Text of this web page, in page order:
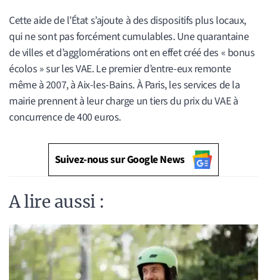
Cette aide de l’État s’ajoute à des dispositifs plus locaux,
qui ne sont pas forcément cumulables. Une quarantaine
de villes et d’agglomérations ont en effet créé des « bonus
écolos » sur les VAE. Le premier d’entre-eux remonte
même à 2007, à Aix-les-Bains. À Paris, les services de la
mairie prennent à leur charge un tiers du prix du VAE à
concurrence de 400 euros.
Suivez-nous sur Google News
A lire aussi :